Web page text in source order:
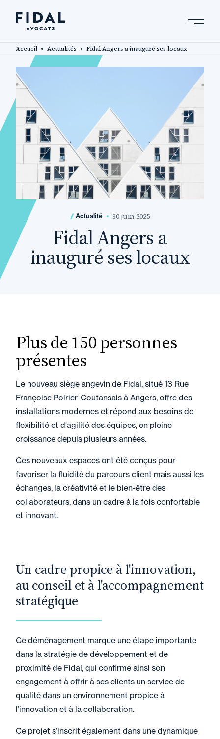
contenu
principal
Accueil Actualités Fidal Angers a inauguré ses locaux
Actualité 30 juin 2025
Fidal Angers a
inauguré ses locaux
Plus de 150 personnes
présentes
Le nouveau siège angevin de Fidal, situé 13 Rue
Françoise Poirier-Coutansais à Angers, offre des
installations modernes et répond aux besoins de
flexibilité et d'agilité des équipes, en pleine
croissance depuis plusieurs années.
Ces nouveaux espaces ont été conçus pour
favoriser la fluidité du parcours client mais aussi les
échanges, la créativité et le bien-être des
collaborateurs, dans un cadre à la fois confortable
et innovant.
Un cadre propice à l'innovation,
au conseil et à l'accompagnement
stratégique
Ce déménagement marque une étape importante
dans la stratégie de développement et de
proximité de Fidal, qui confirme ainsi son
engagement à offrir à ses clients un service de
qualité dans un environnement propice à
l’innovation et à la collaboration.
Ce projet s’inscrit également dans une dynamique